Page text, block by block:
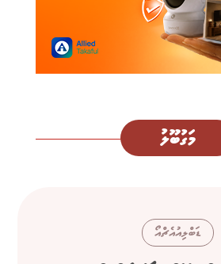
މަގުބޫލު
ޑަބްލިއުއެޗްއޯ